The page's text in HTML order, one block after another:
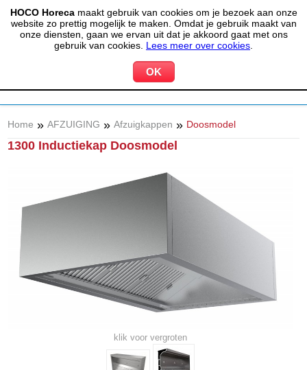
HOCO Horecamaakt gebruik van cookies om je bezoek aan onze
website zo prettig mogelijk te maken. Omdat je gebruik maakt van
onze diensten, gaan we ervan uit dat je akkoord gaat met ons
gebruik van cookies. Lees meer over cookies
(020) 497 6325 info@hocohoreca.nl
MIJN ACCOUNT 0 WINKELWAGEN
Home » AFZUIGING » Afzuigkappen » Doosmodel
1300 Inductiekap Doosmodel
klik voor vergroten